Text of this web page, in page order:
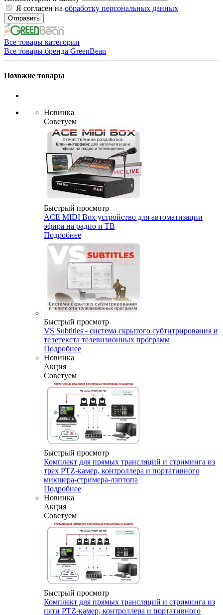
Я согласен на обработку персональных данных
Отправить
Все товары категории
Все товары бренда GreenBean
Похожие товары
Новинка
Советуем
Быстрый просмотр
ACE MIDI Box устройство для автоматизации
эфира на радио и ТВ
Подробнее
Быстрый просмотр
VS Subtitles - система скрытого субтитрирования и
телетекста телевизионных программ
Подробнее
Новинка
Акция
Советуем
Быстрый просмотр
Комплект для прямых трансляций и стриминга из
трех PTZ-камер, контроллера и портативного
микшера-стримера-лэптопа
Подробнее
Новинка
Акция
Советуем
Быстрый просмотр
Комплект для прямых трансляций и стриминга из
пяти PTZ-камер, контроллера и портативного